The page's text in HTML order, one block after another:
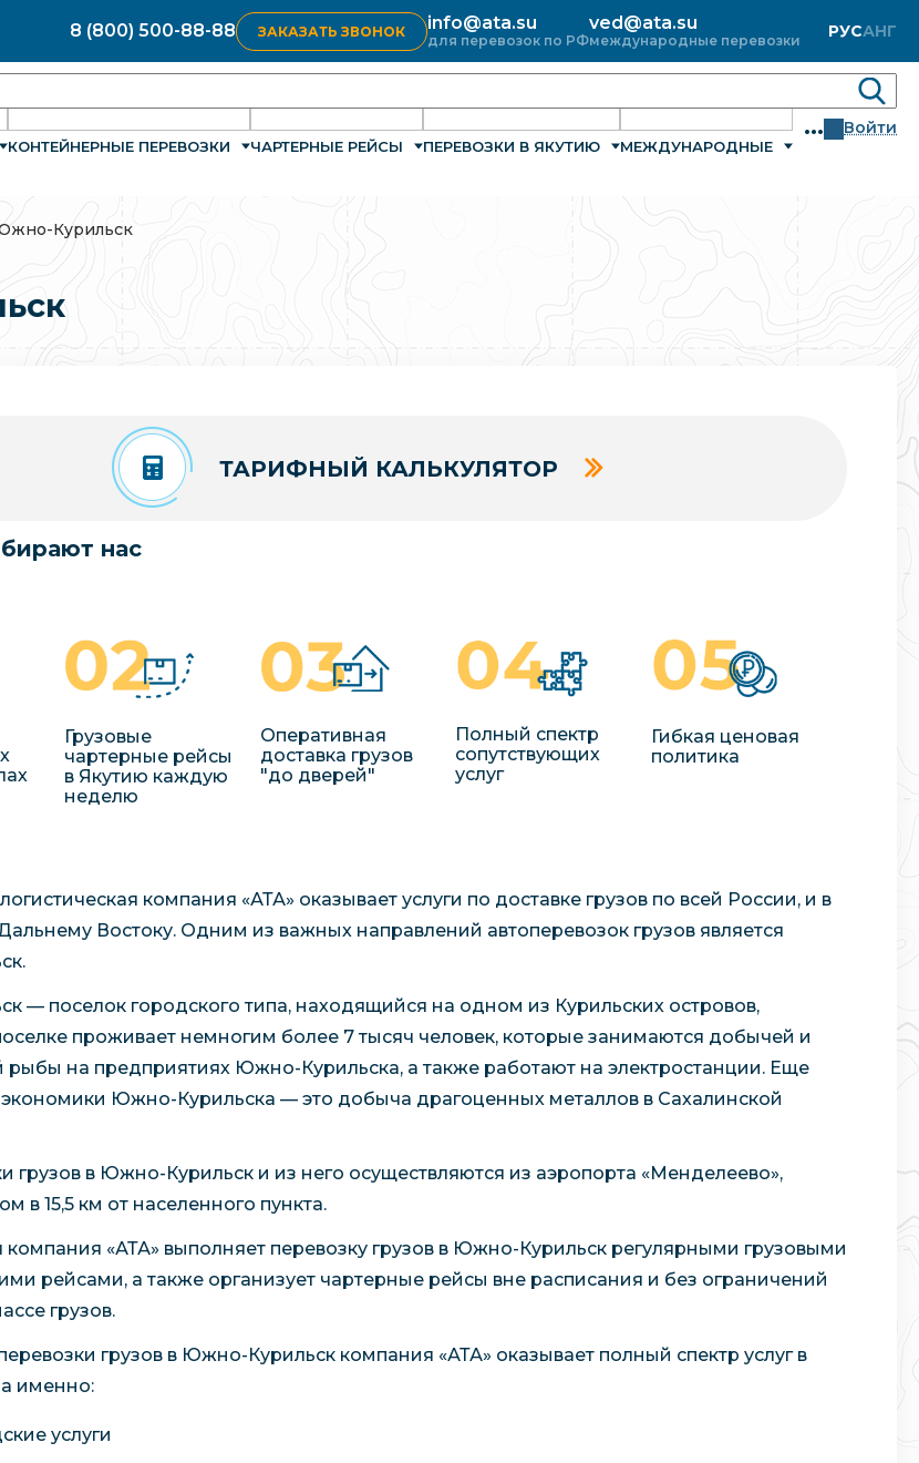
8 (800) 500-88-88 ЗАКАЗАТЬ ЗВОНОК info@ata.su
для перевозок по РФ
ved@ata.su
международные перевозки РУСАНГ
КОНТЕЙНЕРНЫЕ ПЕРЕВОЗКИ ЧАРТЕРНЫЕ РЕЙСЫ ПЕРЕВОЗКИ В ЯКУТИЮ МЕЖДУНАРОДНЫЕ
... Войти
Курильск
ТАРИФНЫЙ КАЛЬКУЛЯТОР
нас
Грузовые
чартерные рейсы
в Якутию каждую
неделю
Оперативная
доставка грузов
"до дверей"
Полный спектр
сопутствующих
услуг
Гибкая ценовая
политика
компания «АТА» оказывает услуги по доставке грузов по всей России, и в
Востоку. Одним из важных направлений автоперевозок грузов является
— поселок городского типа, находящийся на одном из Курильских островов,
проживает немногим более 7 тысяч человек, которые занимаются добычей и
рыбы на предприятиях Южно-Курильска, а также работают на электростанции. Еще
экономики Южно-Курильска — это добыча драгоценных металлов в Сахалинской
грузов в Южно-Курильск и из него осуществляются из аэропорта «Менделеево»,
в 15,5 км от населенного пункта.
компания «АТА» выполняет перевозку грузов в Южно-Курильск регулярными грузовыми
рейсами, а также организует чартерные рейсы вне расписания и без ограничений
грузов.
грузов в Южно-Курильск компания «АТА» оказывает полный спектр услуг в
а именно:
услуги